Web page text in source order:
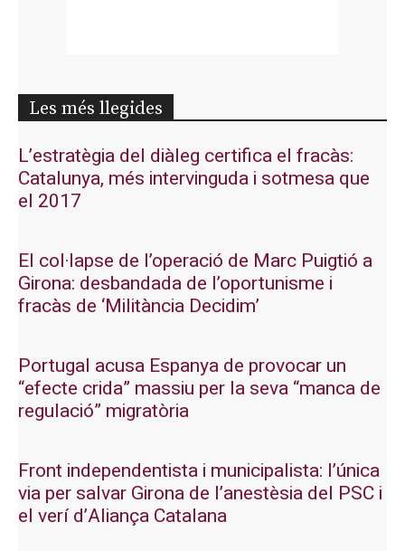
Les més llegides
L’estratègia del diàleg certifica el fracàs:
Catalunya, més intervinguda i sotmesa que
el 2017
El col·lapse de l’operació de Marc Puigtió a
Girona: desbandada de l’oportunisme i
fracàs de ‘Militància Decidim’
Portugal acusa Espanya de provocar un
“efecte crida” massiu per la seva “manca de
regulació” migratòria
Front independentista i municipalista: l’única
via per salvar Girona de l’anestèsia del PSC i
el verí d’Aliança Catalana